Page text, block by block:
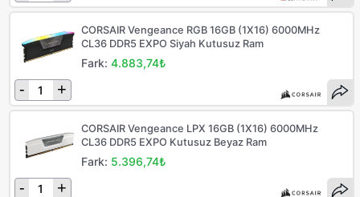
CORSAIR Vengeance RGB 16GB (1X16) 6000MHz
CL36 DDR5 EXPO Siyah Kutusuz Ram
Fark:4.883,74₺
- +
CORSAIR Vengeance LPX 16GB (1X16) 6000MHz
CL36 DDR5 EXPO Kutusuz Beyaz Ram
Fark: 5.396,74₺
- +